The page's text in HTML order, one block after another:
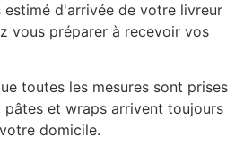
d'arrivée de votre livreur
vous préparer à recevoir vos
toutes les mesures sont prises
pâtes et wraps arrivent toujours
domicile.